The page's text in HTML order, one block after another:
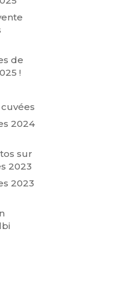
de
!
2024
sur
2023
2023